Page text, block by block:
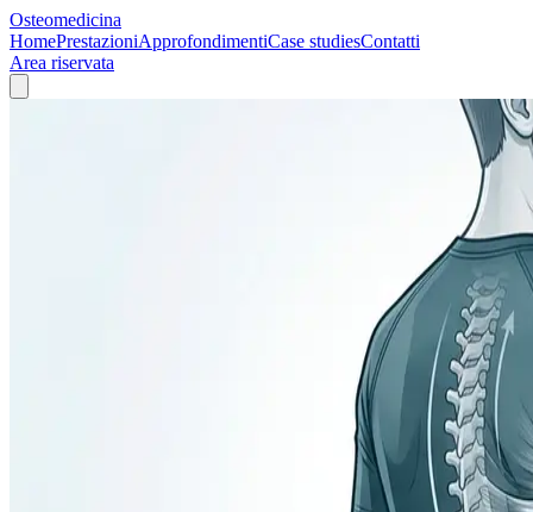
Osteomedicina
HomePrestazioniApprofondimentiCase studiesContatti
Area riservata